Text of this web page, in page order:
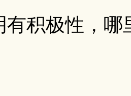
有积极性，哪